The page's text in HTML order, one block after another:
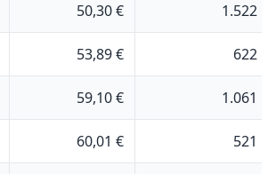
50,30 € 1.522
53,89 € 622
59,10 € 1.061
60,01 € 521